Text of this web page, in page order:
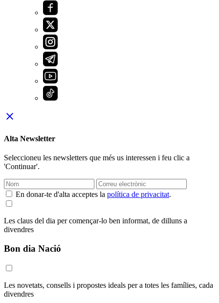
close
Alta Newsletter
Seleccioneu les newsletters que més us interessen i feu clic a
'Continuar'.
En donar-te d'alta acceptes la política de privacitat.
Les claus del dia per començar-lo ben informat, de dilluns a
divendres
Bon dia Nació
Les novetats, consells i propostes ideals per a totes les famílies, cada
divendres